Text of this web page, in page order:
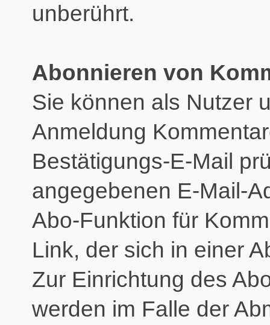
unberührt.
Abonnieren von
Sie können als Nutzer
Anmeldung
Bestätigungs-E-Mail
angegebenen E-Mail-
Abo-Funktion für
Link, der sich in einer
Zur Einrichtung des
werden im Falle der